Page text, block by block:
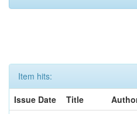
Item hits:
Issue Date
Title